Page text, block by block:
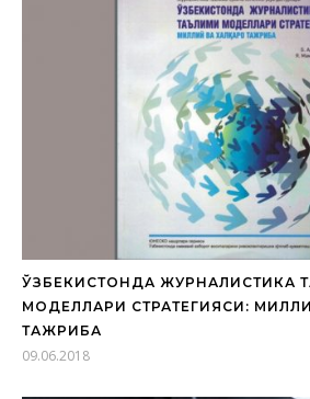
ЎЗБЕКИСТОНДА ЖУРНАЛИСТИКА
МОДЕЛЛАРИ СТРАТЕГИЯСИ:
ТАЖРИБА
09.06.2018